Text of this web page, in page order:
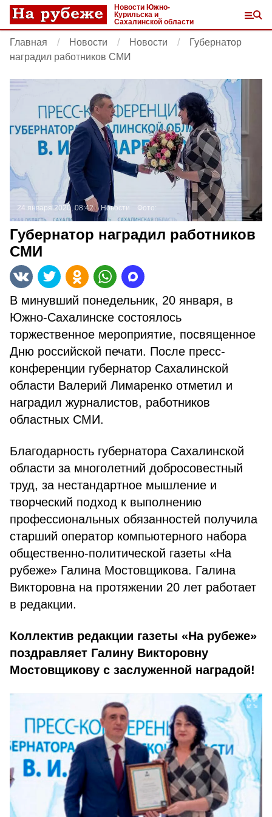
Новости Южно-
Курильска и
Сахалинской области
Главная Новости Новости
Губернатор
наградил работников СМИ
24 января 2020, 08:42 Новости Фото:
Губернатор наградил работников
СМИ
В минувший понедельник, 20 января, в
Южно-Сахалинске состоялось
торжественное мероприятие, посвященное
Дню российской печати. После пресс-
конференции губернатор Сахалинской
области Валерий Лимаренко отметил и
наградил журналистов, работников
областных СМИ.
Благодарность губернатора Сахалинской
области за многолетний добросовестный
труд, за нестандартное мышление и
творческий подход к выполнению
профессиональных обязанностей получила
старший оператор компьютерного набора
общественно-политической газеты «На
рубеже» Галина Мостовщикова. Галина
Викторовна на протяжении 20 лет работает
в редакции.
Коллектив редакции газеты «На рубеже»
поздравляет Галину Викторовну
Мостовщикову с заслуженной наградой!